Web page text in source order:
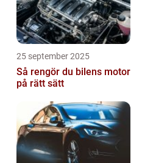
25 september 2025
Så rengör du bilens motor
på rätt sätt